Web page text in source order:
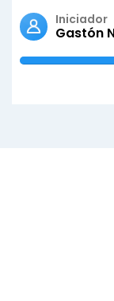
Iniciador
Gastón